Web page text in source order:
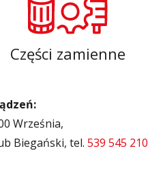
i serwonapędy
Części zamienne
Września,
Biegański, tel. 539 545 210